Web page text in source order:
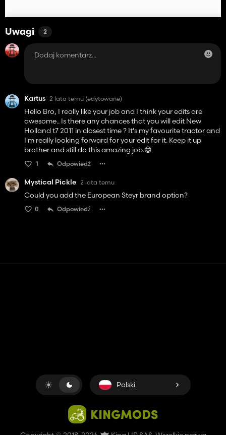
Uwagi 2
Kartus 2 lata temu (edytowane)
Hello Bro, I really like your job and I think your edits are
awesome.. Is there any chances that you will edit New
Holland t7 2011 in closest time ? It's my favourite tractor and
I'm really looking forward for your edit for it. Keep it up
brother and still do this amazing job.😁
1 Odpowiedź
Mystical Pickle 2 lata temu
Could you add the European Steyr brand option?
0 Odpowiedź
Polski